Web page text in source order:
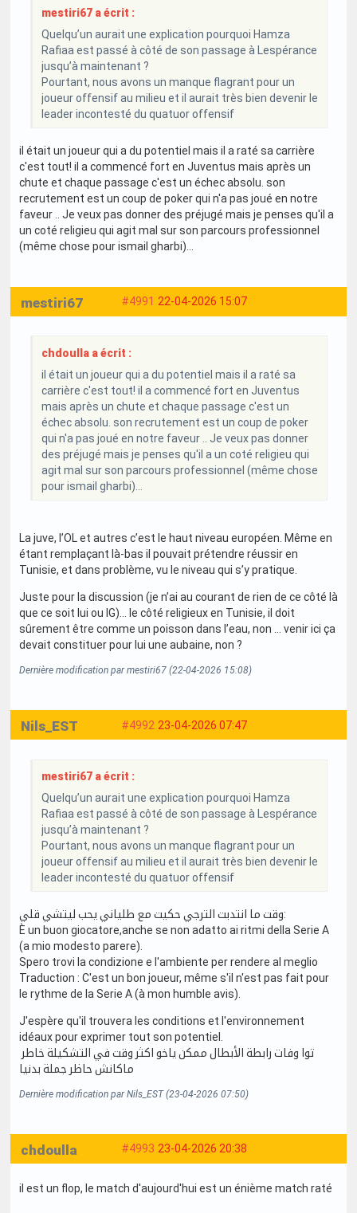
mestiri67 a écrit :
Quelqu’un aurait une explication pourquoi Hamza
Rafiaa est passé à côté de son passage à Lespérance
jusqu’à maintenant ?
Pourtant, nous avons un manque flagrant pour un
joueur offensif au milieu et il aurait très bien devenir le
leader incontesté du quatuor offensif
il était un joueur qui a du potentiel mais il a raté sa carrière
c'est tout! il a commencé fort en Juventus mais après un
chute et chaque passage c'est un échec absolu. son
recrutement est un coup de poker qui n'a pas joué en notre
faveur .. Je veux pas donner des préjugé mais je penses qu'il a
un coté religieu qui agit mal sur son parcours professionnel
(même chose pour ismail gharbi)...
#4991 22-04-2026 15:07
mestiri67
chdoulla a écrit :
il était un joueur qui a du potentiel mais il a raté sa
carrière c'est tout! il a commencé fort en Juventus
mais après un chute et chaque passage c'est un
échec absolu. son recrutement est un coup de poker
qui n'a pas joué en notre faveur .. Je veux pas donner
des préjugé mais je penses qu'il a un coté religieu qui
agit mal sur son parcours professionnel (même chose
pour ismail gharbi)...
La juve, l’OL et autres c’est le haut niveau européen. Même en
étant remplaçant là-bas il pouvait prétendre réussir en
Tunisie, et dans problème, vu le niveau qui s’y pratique.
Juste pour la discussion (je n’ai au courant de rien de ce côté là
que ce soit lui ou IG)… le côté religieux en Tunisie, il doit
sûrement être comme un poisson dans l’eau, non … venir ici ça
devait constituer pour lui une aubaine, non ?
Dernière modification par mestiri67 (22-04-2026 15:08)
#4992 23-04-2026 07:47
Nils_EST
mestiri67 a écrit :
Quelqu’un aurait une explication pourquoi Hamza
Rafiaa est passé à côté de son passage à Lespérance
jusqu’à maintenant ?
Pourtant, nous avons un manque flagrant pour un
joueur offensif au milieu et il aurait très bien devenir le
leader incontesté du quatuor offensif
وقت ما انتدبت الترجي حكيت مع طلياني يحب ليتشي قلي:
È un buon giocatore,anche se non adatto ai ritmi della Serie A
(a mio modesto parere).
Spero trovi la condizione e l'ambiente per rendere al meglio
Traduction : C'est un bon joueur, même s'il n'est pas fait pour
le rythme de la Serie A (à mon humble avis).
J'espère qu'il trouvera les conditions et l'environnement
idéaux pour exprimer tout son potentiel.
توا وفات رابطة الأبطال ممكن ياخو اكثر وقت في التشكيلة خاطر
ماكانش حاظر جملة بدنيا
Dernière modification par Nils_EST (23-04-2026 07:50)
#4993 23-04-2026 20:38
chdoulla
il est un flop, le match d'aujourd'hui est un énième match raté